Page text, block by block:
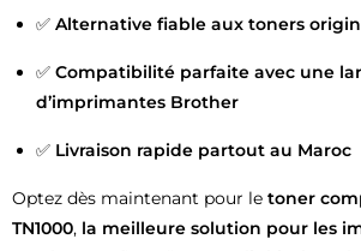
✅ Alternative fiable aux toners
✅ Compatibilité parfaite avec une
d’imprimantes Brother
✅ Livraison rapide partout au Maroc
Optez dès maintenant pour le toner
TN1000, la meilleure solution pour les